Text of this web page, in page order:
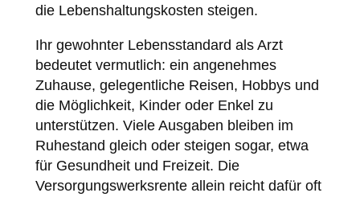
die Lebenshaltungskosten steigen.
Ihr gewohnter Lebensstandard als Arzt
bedeutet vermutlich: ein angenehmes
Zuhause, gelegentliche Reisen, Hobbys und
die Möglichkeit, Kinder oder Enkel zu
unterstützen. Viele Ausgaben bleiben im
Ruhestand gleich oder steigen sogar, etwa
für Gesundheit und Freizeit. Die
Versorgungswerksrente allein reicht dafür oft